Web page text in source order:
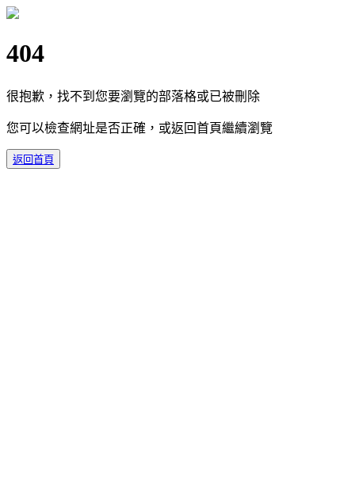
404
很抱歉，找不到您要瀏覽的部落格或已被刪除
您可以檢查網址是否正確，或返回首頁繼續瀏覽
返回首頁